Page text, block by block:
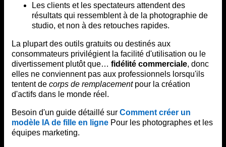
Les clients et les spectateurs attendent des
résultats qui ressemblent à de la photographie de
studio, et non à des retouches rapides.
La plupart des outils gratuits ou destinés aux
consommateurs privilégient la facilité d'utilisation ou le
divertissement plutôt que… fidélité commerciale, donc
elles ne conviennent pas aux professionnels lorsqu'ils
tentent de corps de remplacementpour la création
d'actifs dans le monde réel.
Besoin d'un guide détaillé sur Comment créer un
modèle IA de fille en ligne Pour les photographes et les
équipes marketing.